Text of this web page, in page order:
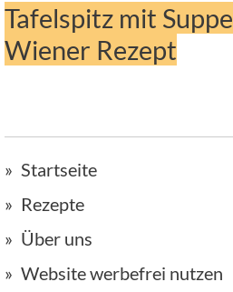
Tafelspitz mit
Wiener Rezept
Startseite
Rezepte
Über uns
Website werbefrei nutzen